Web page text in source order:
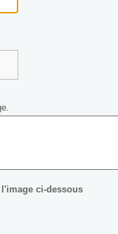
ci-dessous